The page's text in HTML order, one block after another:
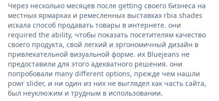
Через несколько месяцев после getting своего бизнеса на
местных ярмарках и ремесленных выставках rbia shades
искала способ продавать товары в интернете. они
required the ability, чтобы показать посетителям качество
своего продукта, свой легкий и эргономичный дизайн в
привлекательной визуальной форме. их Bluejeans не
предоставили для этого адекватного решения. они
попробовали many different options, прежде чем нашли
powr slider, и ни один из них не выглядел как часть сайта,
был неуклюжим и трудным в использовании.